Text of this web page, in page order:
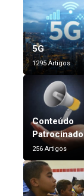
5G
1295 Artigos
Conteúdo
Patrocinado
256 Artigos